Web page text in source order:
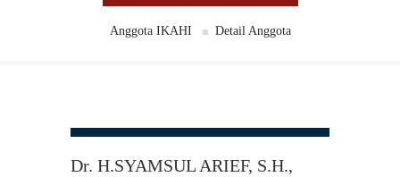
Anggota IKAHI Detail Anggota
Dr. H.SYAMSUL ARIEF, S.H.,